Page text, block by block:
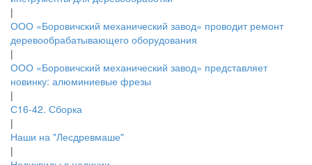
|
ООО «Боровичский механический завод» проводит ремонт
деревообрабатывающего оборудования
|
ООО «Боровичский механический завод» представляет
новинку: алюминиевые фрезы
|
С16-42. Сборка
|
Наши на "Лесдревмаше"
|